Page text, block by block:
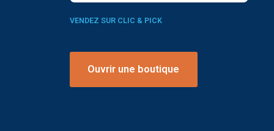
VENDEZ SUR CLIC & PICK
Ouvrir une boutique